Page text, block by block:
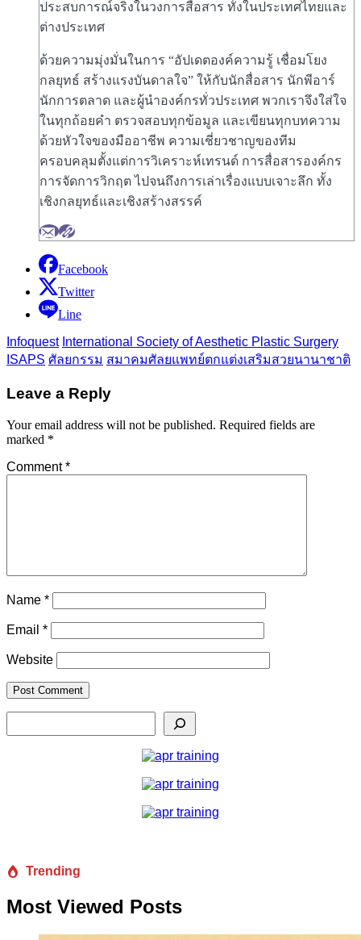
ประสบการณ์จริงในวงการสื่อสาร ทั้งในประเทศไทยและ
ต่างประเทศ
ด้วยความมุ่งมั่นในการ “อัปเดตองค์ความรู้ เชื่อมโยง
กลยุทธ์ สร้างแรงบันดาลใจ” ให้กับนักสื่อสาร นักพีอาร์
นักการตลาด และผู้นำองค์กรทั่วประเทศ พวกเราจึงใส่ใจ
ในทุกถ้อยคำ ตรวจสอบทุกข้อมูล และเขียนทุกบทความ
ด้วยหัวใจของมืออาชีพ ความเชี่ยวชาญของทีม
ครอบคลุมตั้งแต่การวิเคราะห์เทรนด์ การสื่อสารองค์กร
การจัดการวิกฤต ไปจนถึงการเล่าเรื่องแบบเจาะลึก ทั้ง
เชิงกลยุทธ์และเชิงสร้างสรรค์
Facebook
Twitter
Line
Infoquest International Society of Aesthetic Plastic Surgery
ISAPS ศัลยกรรม สมาคมศัลยแพทย์ตกแต่งเสริมสวยนานาชาติ
Leave a Reply
Your email address will not be published. Required fields are
marked *
Comment*
Name *
Email *
Website
Trending
Most Viewed Posts